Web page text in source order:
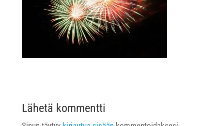
Lähetä kommentti